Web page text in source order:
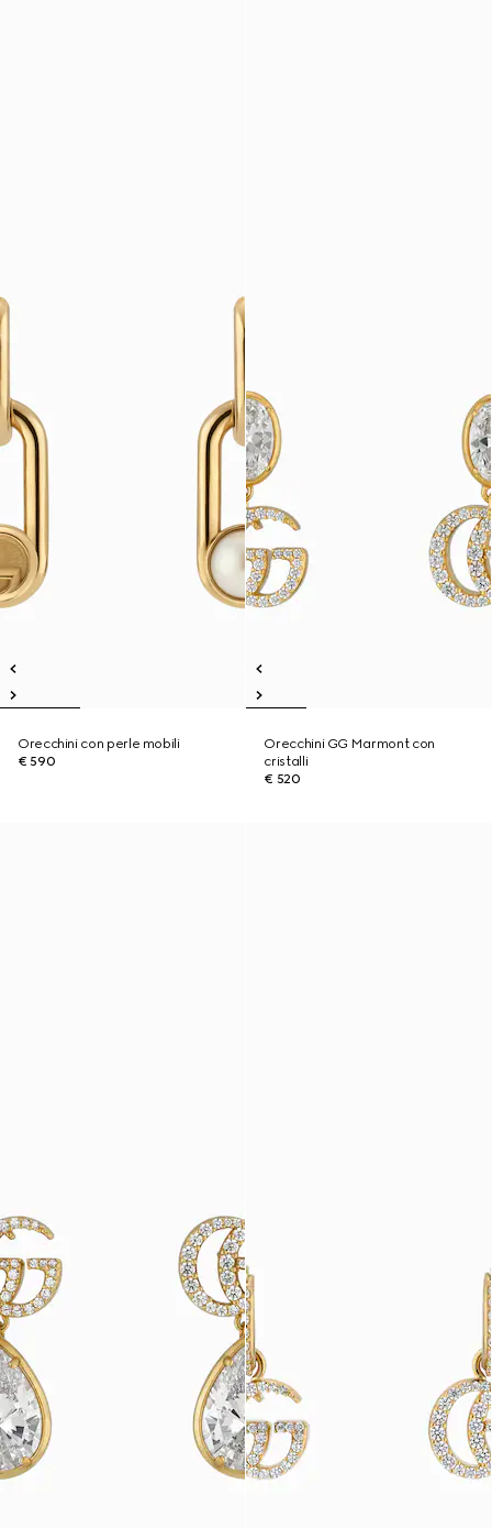
Orecchini con perle mobili
€ 590
Orecchini GG Marmont con
cristalli
€ 520